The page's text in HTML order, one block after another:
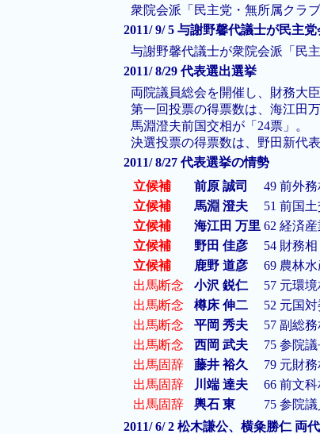
衆院会派「民主党・無所属クラ
2011/ 9/ 5 与謝野馨代議士が民主
与謝野馨代議士が衆院会派「民
2011/ 8/29 代表選出選挙
両院議員総会を開催し、財務大
第一回投票の得票数は、海江田
馬淵澄夫前国交相が「24票」。
決選投票の得票数は、野田新代
2011/ 8/27 代表選挙の情勢
立候補
前原 誠司 49 前外務
立候補
馬淵 澄夫 51 前国
立候補
海江田 万里 62 経済産
立候補
野田 佳彦 54 財務相
立候補
鹿野 道彦 69 農林水
出馬断念
小沢 鋭仁 57 元環境
出馬断念
樽床 伸二 52 元国
出馬断念
平岡 秀夫 57 副総務
出馬断念
西岡 武夫 75 参院議
出馬固辞
藤井 裕久 79 元財務
出馬固辞
川端 達夫 66 前文科
出馬固辞
輿石 東 75 参院
2011/ 6/ 2 松木謙公、横粂勝仁 両